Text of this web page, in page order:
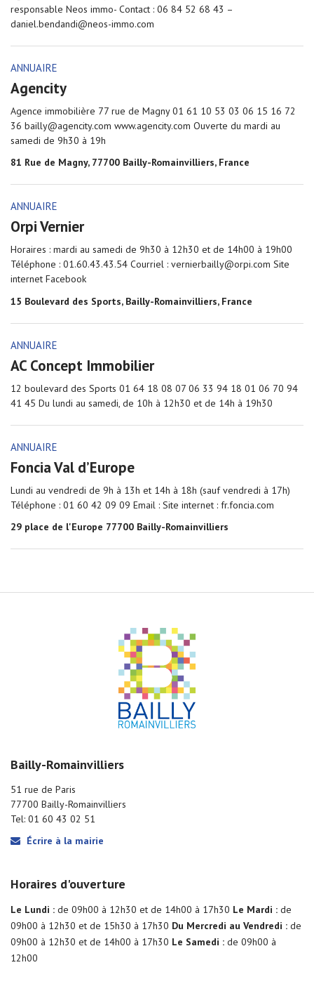
responsable Neos immo- Contact : 06 84 52 68 43 –
daniel.bendandi@neos-immo.com
ANNUAIRE
Agencity
Agence immobilière 77 rue de Magny 01 61 10 53 03 06 15 16 72
36 bailly@agencity.com www.agencity.com Ouverte du mardi au
samedi de 9h30 à 19h
81 Rue de Magny, 77700 Bailly-Romainvilliers, France
ANNUAIRE
Orpi Vernier
Horaires : mardi au samedi de 9h30 à 12h30 et de 14h00 à 19h00
Téléphone : 01.60.43.43.54 Courriel : vernierbailly@orpi.com Site
internet Facebook
15 Boulevard des Sports, Bailly-Romainvilliers, France
ANNUAIRE
AC Concept Immobilier
12 boulevard des Sports 01 64 18 08 07 06 33 94 18 01 06 70 94
41 45 Du lundi au samedi, de 10h à 12h30 et de 14h à 19h30
ANNUAIRE
Foncia Val d’Europe
Lundi au vendredi de 9h à 13h et 14h à 18h (sauf vendredi à 17h)
Téléphone : 01 60 42 09 09 Email : Site internet : fr.foncia.com
29 place de l'Europe 77700 Bailly-Romainvilliers
Bailly-Romainvilliers
51 rue de Paris
77700 Bailly-Romainvilliers
Tel: 01 60 43 02 51
Écrire à la mairie
Horaires d'ouverture
Le Lundi : de 09h00 à 12h30 et de 14h00 à 17h30 Le Mardi : de
09h00 à 12h30 et de 15h30 à 17h30 Du Mercredi au Vendredi : de
09h00 à 12h30 et de 14h00 à 17h30 Le Samedi : de 09h00 à
12h00